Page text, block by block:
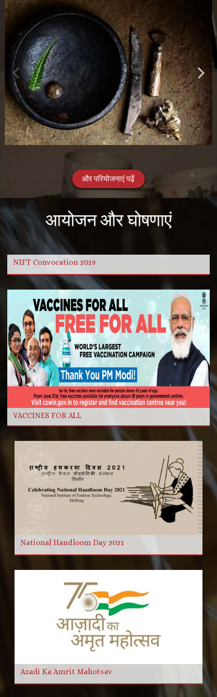
और परियोजनाएं पढ़ें
और पढ़ें
और विडियो
आयोजन और घोषणाएं
NIFT Convocation 2019
VACCINES FOR ALL
National Handloom Day 2021
Azadi Ka Amrit Mahotsav